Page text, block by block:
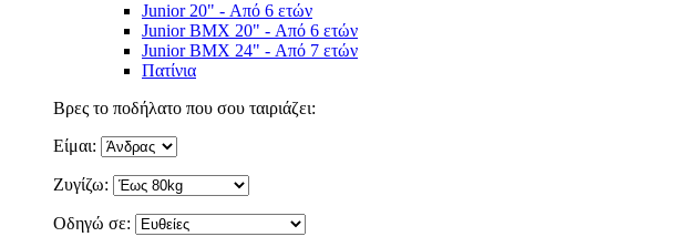
Junior 20" - Από 6 ετών
Junior BMX 20" - Από 6 ετών
Junior BMX 24" - Από 7 ετών
Πατίνια
Βρες το ποδήλατο που σου ταιριάζει:
Είμαι:
Ζυγίζω:
Οδηγώ σε: